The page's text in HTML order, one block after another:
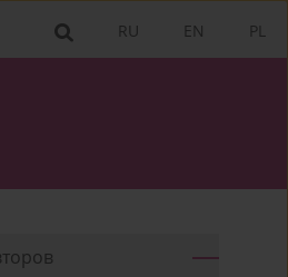
PL
EN
RU